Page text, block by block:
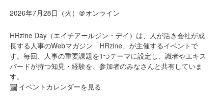
2026年7月28日（火）＠オンライン
HRzine Day（エイチアールジン・デイ）は、人が活き会社が成
長する人事のWebマガジン「HRzine」が主催するイベントで
す。毎回、人事の重要課題を1つテーマに設定し、識者やエキス
パードが持つ知見・経験を、参加者のみなさんと共有していま
す。
イベントカレンダーを見る